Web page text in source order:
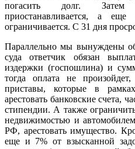
погасить долг. Затем
приостанавливается, а
ограничивается. С 31 дня
Параллельно мы вынуждены
суда ответчик обязан
издержки (госпошлина) и
тогда оплата не
приставы, которые в
арестовать банковские счета,
стипендии. А также
недвижимостью и
РФ, арестовать имущество.
еще и 7% от взысканной